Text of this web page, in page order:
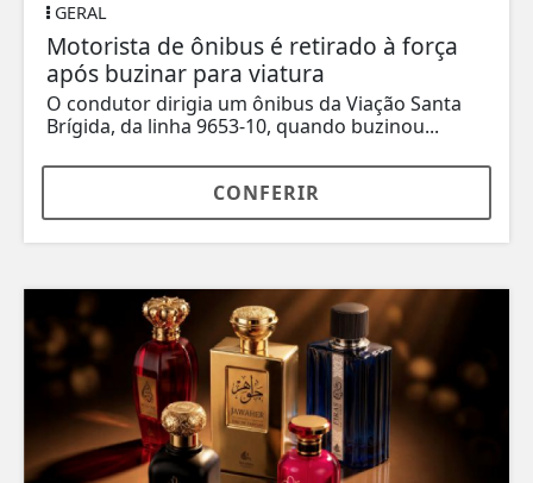
GERAL
Motorista de ônibus é retirado à força
após buzinar para viatura
O condutor dirigia um ônibus da Viação Santa
Brígida, da linha 9653-10, quando buzinou...
CONFERIR